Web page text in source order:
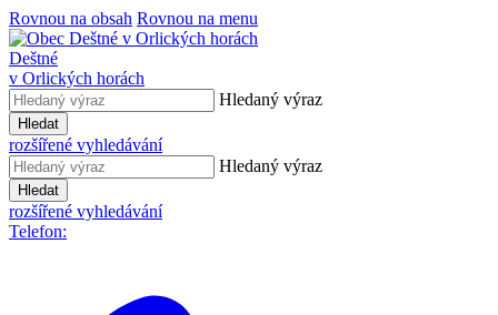
Rovnou na obsah Rovnou na menu
Deštné
v Orlických horách
Hledaný výraz
Hledat
rozšířené vyhledávání
Hledaný výraz
Hledat
rozšířené vyhledávání
Telefon: